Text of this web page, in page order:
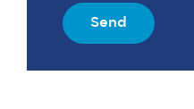
Send